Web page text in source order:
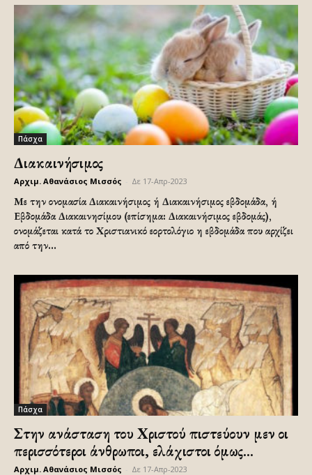
Πάσχα
Διακαινήσιμος
Αρχιμ. Αθανάσιος Μισσός Δε 17-Απρ-2023
Με την ονομασία Διακαινήσιμος ή Διακαινήσιμος εβδομάδα, ή
Εβδομάδα Διακαινησίμου (επίσημα: Διακαινήσιμος εβδομάς),
ονομάζεται κατά το Χριστιανικό εορτολόγιο η εβδομάδα που αρχίζει
από την...
Πάσχα
Στην ανάσταση του Χριστού πιστεύουν μεν οι
περισσότεροι άνθρωποι, ελάχιστοι όμως...
Αρχιμ. Αθανάσιος Μισσός Δε 17-Απρ-2023